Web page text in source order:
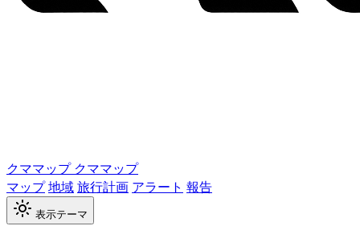
クママップ クママップ
マップ地域旅行計画 アラート 報告
表示テーマ